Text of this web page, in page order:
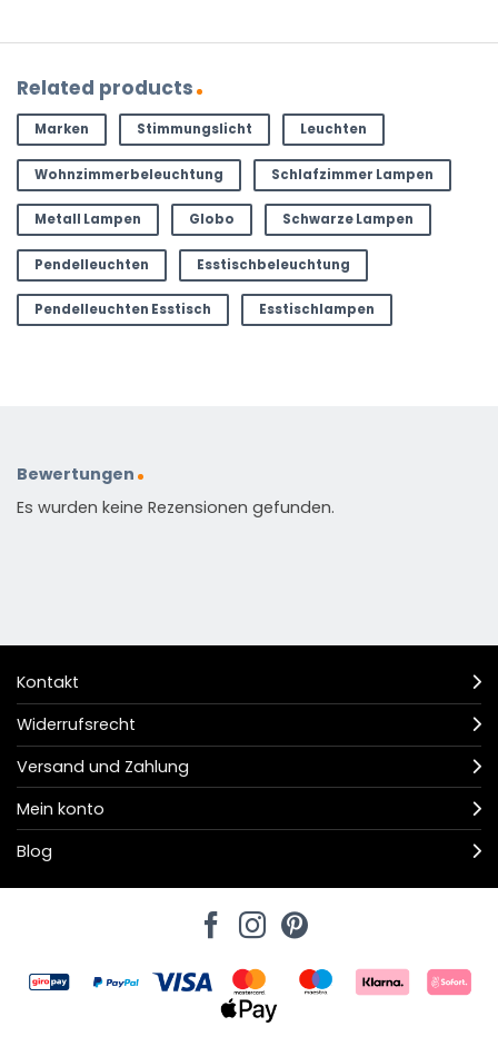
Related products
Marken Stimmungslicht Leuchten
Wohnzimmerbeleuchtung Schlafzimmer Lampen
Metall Lampen Globo Schwarze Lampen
Pendelleuchten Esstischbeleuchtung
Pendelleuchten Esstisch Esstischlampen
Bewertungen
Es wurden keine Rezensionen gefunden.
Kontakt
Widerrufsrecht
Versand und Zahlung
Mein konto
Blog